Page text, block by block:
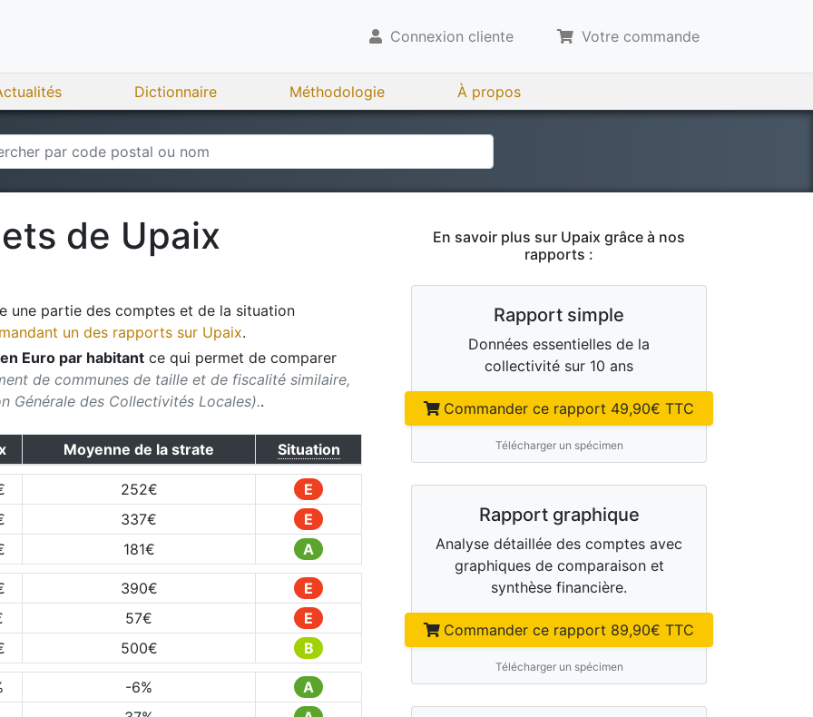
Connexion cliente Votre commande
Dictionnaire Méthodologie À propos
de Upaix
une partie des comptes et de la situation
un des rapports sur Upaix.
Euro par habitant ce qui permet de comparer
de communes de taille et de fiscalité similaire,
Générale des Collectivités Locales)..
Moyenne de la strate Situation
252€
E
337€
E
181€ A
390€
E
57€
E
500€ B
-6%
A
En savoir plus sur Upaix grâce à nos
rapports :
Rapport simple
Données essentielles de la
collectivité sur 10 ans
Commander ce rapport 49,90€ TTC
Télécharger un spécimen
Rapport graphique
Analyse détaillée des comptes avec
graphiques de comparaison et
synthèse financière.
Commander ce rapport 89,90€ TTC
Télécharger un spécimen